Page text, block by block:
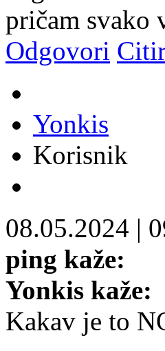
pričam svako
Odgovori
Yonkis
Korisnik
08.05.2024 |
ping kaže:
Yonkis kaže:
Kakav je to